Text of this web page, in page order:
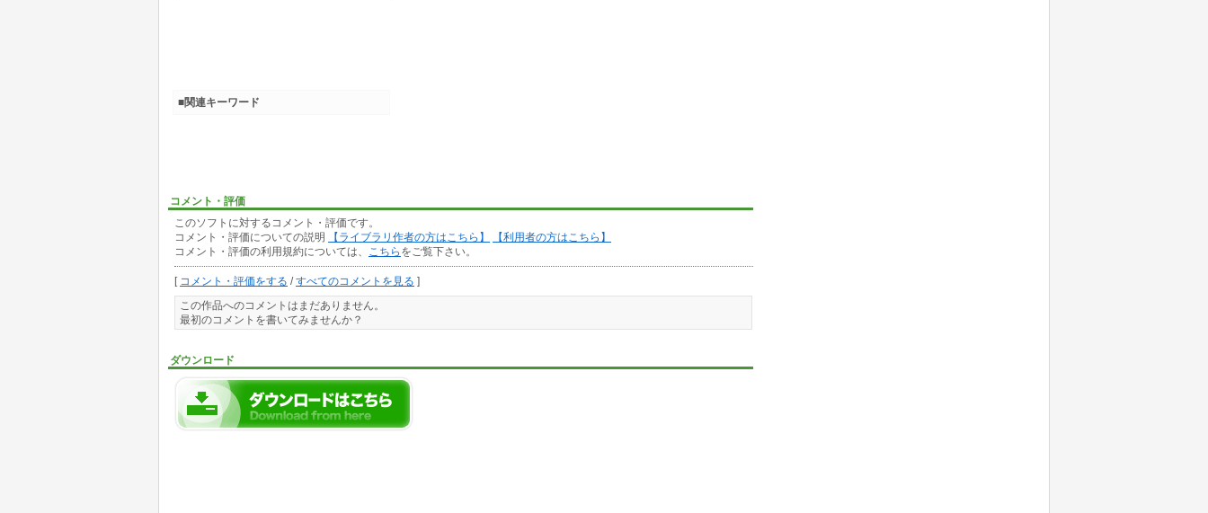
コメント・評価
このソフトに対するコメント・評価です。
コメント・評価についての説明
【ライブラリ作者の方はこちら】
【利用者の方はこちら】
コメント・評価の利用規約については、
こちら をご覧下さい。
[ コメント・評価をする /すべてのコメントを見る ]
この作品へのコメントはまだありません。
最初のコメントを書いてみませんか？
ダウンロード
■関連キーワード